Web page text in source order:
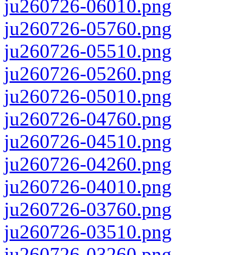
ju260726-06010.png
ju260726-05760.png
ju260726-05510.png
ju260726-05260.png
ju260726-05010.png
ju260726-04760.png
ju260726-04510.png
ju260726-04260.png
ju260726-04010.png
ju260726-03760.png
ju260726-03510.png